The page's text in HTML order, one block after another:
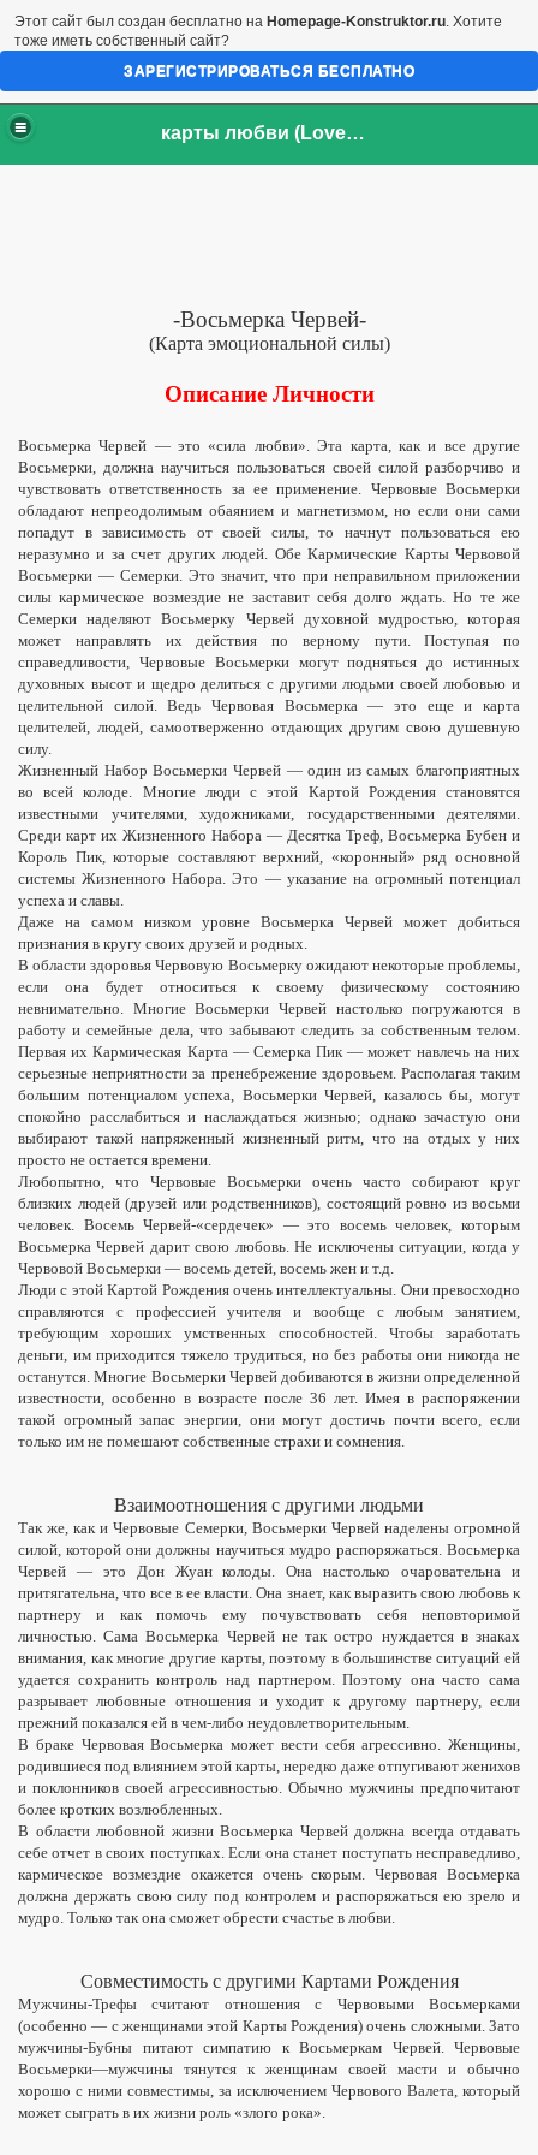
карты любви (LoveCards)
-Восьмерка Червей-
(Карта эмоциональной силы)
Описание Личности
Восьмерка Червей — это «сила любви». Эта карта, как и все другие
Восьмерки, должна научиться пользоваться своей силой разборчиво и
чувствовать ответственность за ее применение. Червовые Восьмерки
обладают непреодолимым обаянием и магнетизмом, но если они сами
попадут в зависимость от своей силы, то начнут пользоваться ею
неразумно и за счет других людей. Обе Кармические Карты Червовой
Восьмерки — Семерки. Это значит, что при неправильном приложении
силы кармическое возмездие не заставит себя долго ждать. Но те же
Семерки наделяют Восьмерку Червей духовной мудростью, которая
может направлять их действия по верному пути. Поступая по
справедливости, Червовые Восьмерки могут подняться до истинных
духовных высот и щедро делиться с другими людьми своей любовью и
целительной силой. Ведь Червовая Восьмерка — это еще и карта
целителей, людей, самоотверженно отдающих другим свою душевную
силу.
Жизненный Набор Восьмерки Червей — один из самых благоприятных
во всей колоде. Многие люди с этой Картой Рождения становятся
известными учителями, художниками, государственными деятелями.
Среди карт их Жизненного Набора — Десятка Треф, Восьмерка Бубен и
Король Пик, которые составляют верхний, «коронный» ряд основной
системы Жизненного Набора. Это — указание на огромный потенциал
успеха и славы.
Даже на самом низком уровне Восьмерка Червей может добиться
признания в кругу своих друзей и родных.
В области здоровья Червовую Восьмерку ожидают некоторые проблемы,
если она будет относиться к своему физическому состоянию
невнимательно. Многие Восьмерки Червей настолько погружаются в
работу и семейные дела, что забывают следить за собственным телом.
Первая их Кармическая Карта — Семерка Пик — может навлечь на них
серьезные неприятности за пренебрежение здоровьем. Располагая таким
большим потенциалом успеха, Восьмерки Червей, казалось бы, могут
спокойно расслабиться и наслаждаться жизнью; однако зачастую они
выбирают такой напряженный жизненный ритм, что на отдых у них
просто не остается времени.
Любопытно, что Червовые Восьмерки очень часто собирают круг
близких людей (друзей или родственников), состоящий ровно из восьми
человек. Восемь Червей-«сердечек» — это восемь человек, которым
Восьмерка Червей дарит свою любовь. Не исключены ситуации, когда у
Червовой Восьмерки — восемь детей, восемь жен и т.д.
Люди с этой Картой Рождения очень интеллектуальны. Они превосходно
справляются с профессией учителя и вообще с любым занятием,
требующим хороших умственных способностей. Чтобы заработать
деньги, им приходится тяжело трудиться, но без работы они никогда не
останутся. Многие Восьмерки Червей добиваются в жизни определенной
известности, особенно в возрасте после 36 лет. Имея в распоряжении
такой огромный запас энергии, они могут достичь почти всего, если
только им не помешают собственные страхи и сомнения.
Взаимоотношения с другими людьми
Так же, как и Червовые Семерки, Восьмерки Червей наделены огромной
силой, которой они должны научиться мудро распоряжаться. Восьмерка
Червей — это Дон Жуан колоды. Она настолько очаровательна и
притягательна, что все в ее власти. Она знает, как выразить свою любовь к
партнеру и как помочь ему почувствовать себя неповторимой
личностью. Сама Восьмерка Червей не так остро нуждается в знаках
внимания, как многие другие карты, поэтому в большинстве ситуаций ей
удается сохранить контроль над партнером. Поэтому она часто сама
разрывает любовные отношения и уходит к другому партнеру, если
прежний показался ей в чем-либо неудовлетворительным.
В браке Червовая Восьмерка может вести себя агрессивно. Женщины,
родившиеся под влиянием этой карты, нередко даже отпугивают женихов
и поклонников своей агрессивностью. Обычно мужчины предпочитают
более кротких возлюбленных.
В области любовной жизни Восьмерка Червей должна всегда отдавать
себе отчет в своих поступках. Если она станет поступать несправедливо,
кармическое возмездие окажется очень скорым. Червовая Восьмерка
должна держать свою силу под контролем и распоряжаться ею зрело и
мудро. Только так она сможет обрести счастье в любви.
Совместимость с другими Картами Рождения
Мужчины-Трефы считают отношения с Червовыми Восьмерками
(особенно — с женщинами этой Карты Рождения) очень сложными. Зато
мужчины-Бубны питают симпатию к Восьмеркам Червей. Червовые
Восьмерки—мужчины тянутся к женщинам своей масти и обычно
хорошо с ними совместимы, за исключением Червового Валета, который
может сыграть в их жизни роль «злого рока».
Этот сайт был создан бесплатно на Homepage-Konstruktor.ru. Хотите
тоже иметь собственный сайт?
ЗАРЕГИСТРИРОВАТЬСЯ БЕСПЛАТНО